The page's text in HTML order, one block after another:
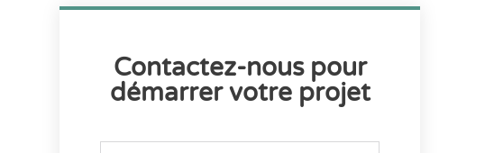
Contactez-nous pour
démarrer votre projet